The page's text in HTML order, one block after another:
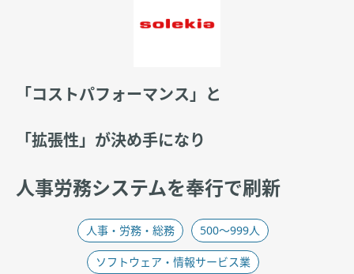
「コストパフォーマンス」と
「拡張性」が決め手になり
人事労務システムを奉行で刷新
人事・労務・総務​ 500〜999人
ソフトウェア・情報サービス業